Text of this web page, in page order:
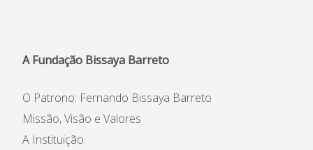
A Fundação Bissaya Barreto
O Patrono: Fernando Bissaya Barreto
Missão, Visão e Valores
A Instituição